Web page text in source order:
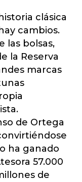
clásica
cambios.
las bolsas,
la Reserva
marcas
de Ortega
ha ganado
57.000
de